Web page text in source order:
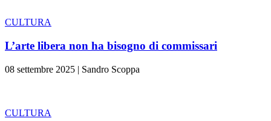
CULTURA
L’arte libera non ha bisogno di commissari
08 settembre 2025 | Sandro Scoppa
CULTURA